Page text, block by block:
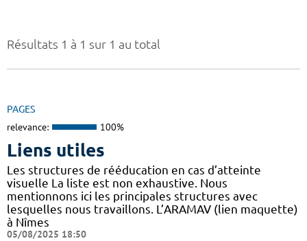
Résultats 1 à 1 sur 1 au total
PAGES
relevance: 100%
Liens utiles
Les structures de rééducation en cas d’atteinte
visuelle La liste est non exhaustive. Nous
mentionnons ici les principales structures avec
lesquelles nous travaillons. L’ARAMAV (lien maquette)
à Nîmes
05/08/2025 18:50